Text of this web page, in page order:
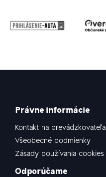
Právne informácie
Kontakt na prevádzkovateľa
Všeobecné podmienky
Zásady používania cookies
Odporúčame